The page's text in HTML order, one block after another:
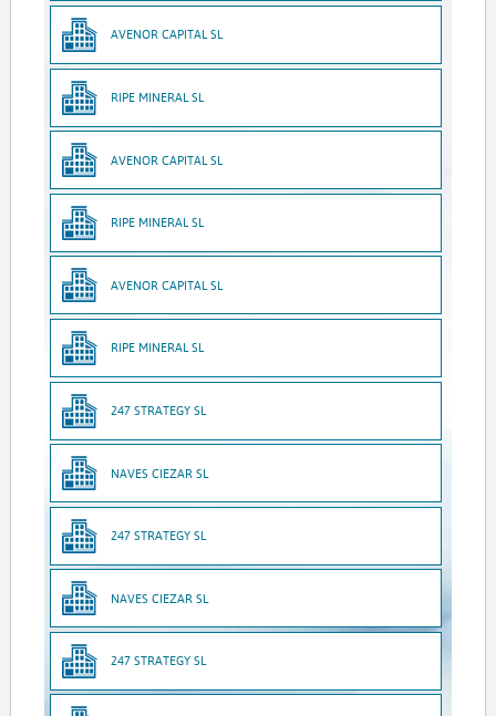
AVENOR CAPITAL SL
RIPE MINERAL SL
AVENOR CAPITAL SL
RIPE MINERAL SL
AVENOR CAPITAL SL
RIPE MINERAL SL
247 STRATEGY SL
NAVES CIEZAR SL
247 STRATEGY SL
NAVES CIEZAR SL
247 STRATEGY SL